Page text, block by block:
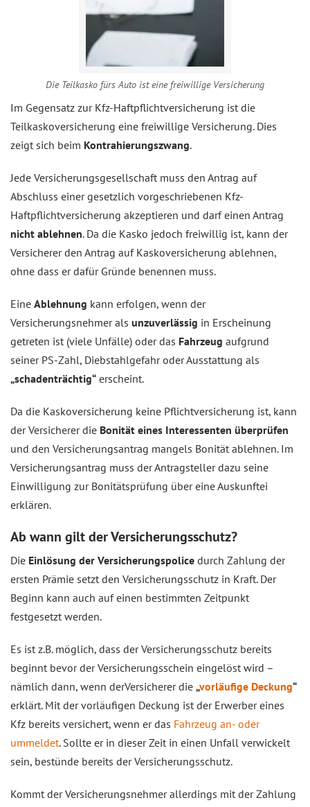
Die Teilkasko fürs Auto ist eine freiwillige Versicherung
Im Gegensatz zur Kfz-Haftpflichtversicherung ist die
Teilkaskoversicherung eine freiwillige Versicherung. Dies
zeigt sich beim Kontrahierungszwang.
Jede Versicherungsgesellschaft muss den Antrag auf
Abschluss einer gesetzlich vorgeschriebenen Kfz-
Haftpflichtversicherung akzeptieren und darf einen Antrag
nicht ablehnen. Da die Kasko jedoch freiwillig ist, kann der
Versicherer den Antrag auf Kaskoversicherung ablehnen,
ohne dass er dafür Gründe benennen muss.
Eine Ablehnung kann erfolgen, wenn der
Versicherungsnehmer als unzuverlässig in Erscheinung
getreten ist (viele Unfälle) oder das Fahrzeug aufgrund
seiner PS-Zahl, Diebstahlgefahr oder Ausstattung als
„schadenträchtig“ erscheint.
Da die Kaskoversicherung keine Pflichtversicherung ist, kann
der Versicherer die Bonität eines Interessenten überprüfen
und den Versicherungsantrag mangels Bonität ablehnen. Im
Versicherungsantrag muss der Antragsteller dazu seine
Einwilligung zur Bonitätsprüfung über eine Auskunftei
erklären.
Ab wann gilt der Versicherungsschutz?
Die Einlösung der Versicherungspolice durch Zahlung der
ersten Prämie setzt den Versicherungsschutz in Kraft. Der
Beginn kann auch auf einen bestimmten Zeitpunkt
festgesetzt werden.
Es ist z.B. möglich, dass der Versicherungsschutz bereits
beginnt bevor der Versicherungsschein eingelöst wird –
nämlich dann, wenn derVersicherer die „vorläufige Deckung“
erklärt. Mit der vorläufigen Deckung ist der Erwerber eines
Kfz bereits versichert, wenn er das Fahrzeug an- oder
ummeldet. Sollte er in dieser Zeit in einen Unfall verwickelt
sein, bestünde bereits der Versicherungsschutz.
Kommt der Versicherungsnehmer allerdings mit der Zahlung